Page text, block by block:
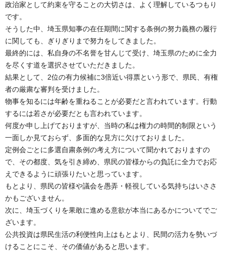
政治家として約束を守ることの大切さは、よく理解しているつもり
です。
そうした中、埼玉県知事の在任期間に関する条例の努力義務の履行
に関しても、ぎりぎりまで努力をしてきました。
最終的には、私自身の不名誉を甘んじて受け、埼玉県のために全力
を尽くす道を選択させていただきました。
結果として、2位の有力候補に3倍近い得票という形で、県民、有権
者の厳粛な審判を受けました。
物事を知るには年齢を重ねることが必要だと言われています。行動
するには若さが必要だとも言われています。
何度か申し上げておりますが、当時の私は権力の時間的制限という
一面しか見ておらず、多面的な見方に欠けておりました。
定例会ごとに多選自粛条例の考え方について聞かれておりますの
で、その都度、気を引き締め、県民の皆様からの負託に全力でお応
えできるように頑張りたいと思っています。
もとより、県民の皆様や議会を愚弄・軽視している気持ちはいささ
かもございません。
次に、埼玉づくりを果敢に進める意欲が本当にあるかについてでご
ざいます。
公共投資は県民生活の利便性向上はもとより、民間の活力を勢いづ
けることにこそ、その価値があると思います。